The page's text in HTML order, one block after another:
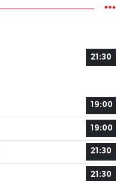
21:30
19:00
19:00
21:30
21:30